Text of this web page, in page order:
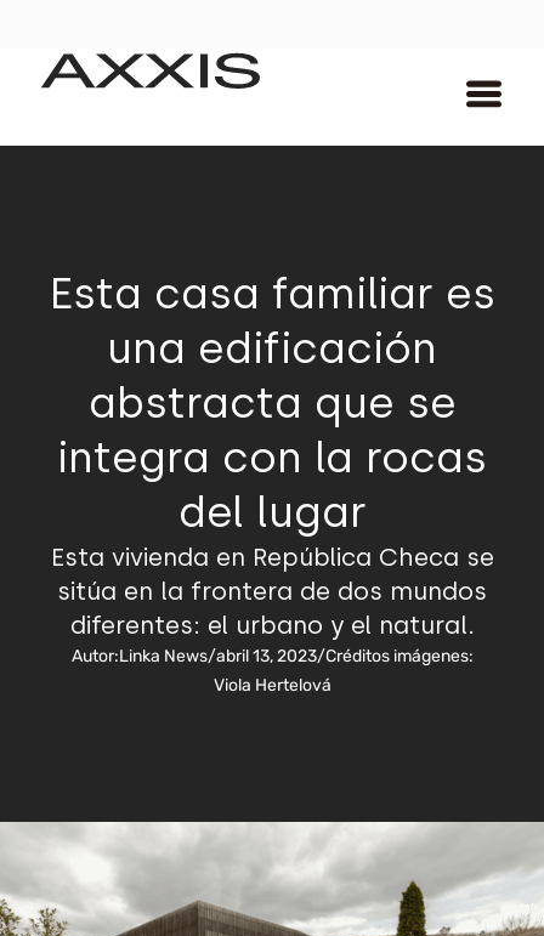
Esta casa familiar es
una edificación
abstracta que se
integra con la rocas
del lugar
Esta vivienda en República Checa se
sitúa en la frontera de dos mundos
diferentes: el urbano y el natural.
Autor:Linka News/abril 13, 2023/Créditos imágenes:
Viola Hertelová